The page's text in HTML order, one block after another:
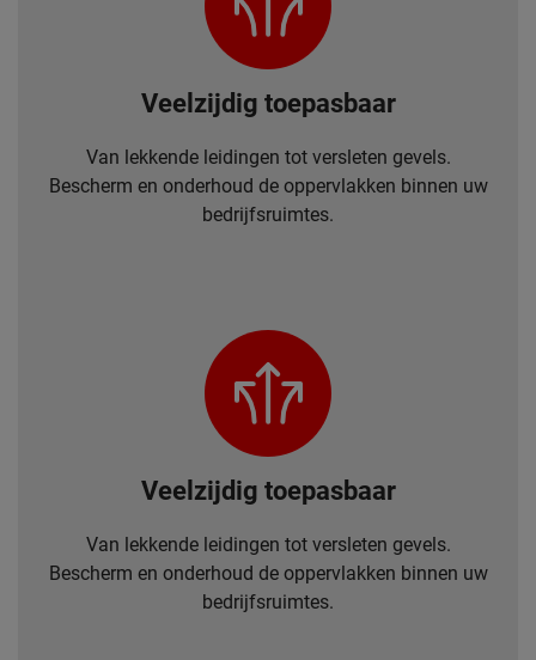
Veelzijdig toepasbaar
Van lekkende leidingen tot versleten gevels.
Bescherm en onderhoud de oppervlakken binnen uw
bedrijfsruimtes.
Veelzijdig toepasbaar
Van lekkende leidingen tot versleten gevels.
Bescherm en onderhoud de oppervlakken binnen uw
bedrijfsruimtes.